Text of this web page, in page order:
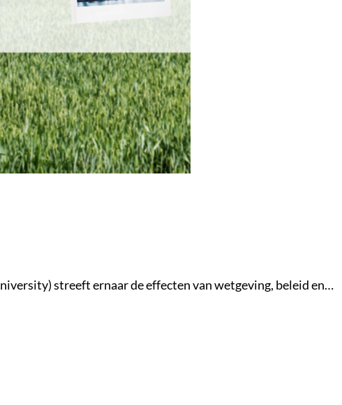
streeft ernaar de effecten van wetgeving, beleid en…